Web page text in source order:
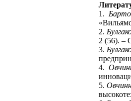
1.
2.
2 (56). –
3.
4.
5.